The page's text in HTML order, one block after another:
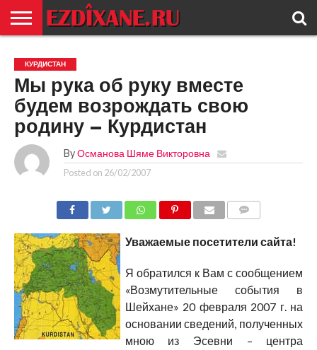
ЕЗИДИЗМ
НОВОСТИ
ИСТОРИЯ
КУЛЬТУРА
КОНТАКТ
КУРДИСТАН
Мы рука об руку вместе
будем возрождать свою
родину – Курдистан
By Османова Шяме Викторовна
Posted on 26/02/2007
Уважаемые посетители сайта!
Я обратился к Вам с сообщением
«Возмутительные события в
Шейхане» 20 февраля 2007 г. на
основании сведений, полученных
мною из Эсевни – центра